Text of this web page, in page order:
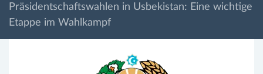
Präsidentschaftswahlen in Usbekistan: Eine wichtige
Etappe im Wahlkampf